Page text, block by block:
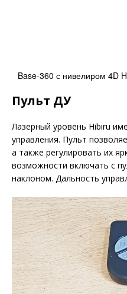
Base-360 с нивелиром 4D
Пульт ДУ
Лазерный уровень Hibiru
управления. Пульт
а также регулировать их
возможности включать с
наклоном. Дальность